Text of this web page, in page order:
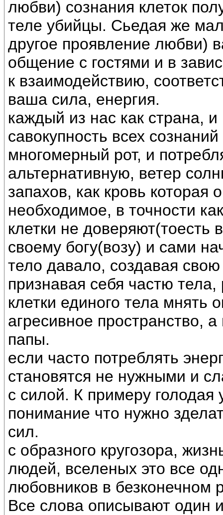
любви) сознания клеток
теле убийцы. Сьедая же
другое проявление любви)
общение с гостями и в
к взаимодействию,
ваша сила, енергия.
каждый из нас как страна,
савокупность всех
многомерный рот, и
альтернативную, ветер
запахов, как кровь которая
необходимое, в точности
клетки не доверяют(тоесть
своему богу(возу) и сами
тело давало, создавая
признавая себя частю тела,
клетки единого тела мнять
агресивное пространство,
папы.
если часто потреблять
становятся не нужными и
с силой. К примеру голодая
понимание что нужно
сил.
с образного кругозора,
людей, вселеных это все
любовников в безконечном
Все слова описывают один